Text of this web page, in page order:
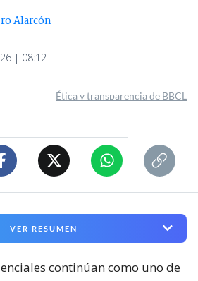
Alarcón
| 08:12
Ética y transparencia de BBCL
VER RESUMEN
continúan como uno de